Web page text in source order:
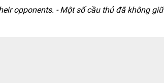
opponents. - Một số cầu thủ đã không giữ